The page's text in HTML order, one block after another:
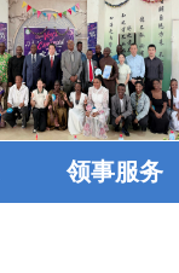
领事服务